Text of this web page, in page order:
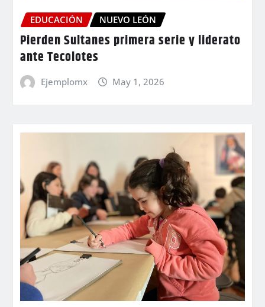
EDUCACIÓN NUEVO LEÓN
Pierden Sultanes primera serie y liderato
ante Tecolotes
Ejemplomx May 1, 2026